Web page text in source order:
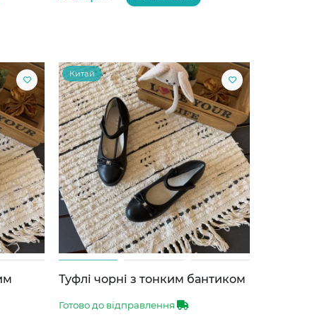
Китай
Туфлі чорні з тонким бантиком
Готово до відправлення